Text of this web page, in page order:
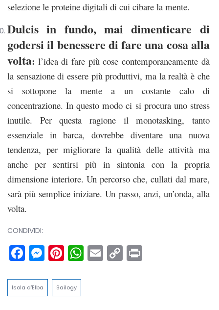
selezione le proteine digitali di cui cibare la mente.
Dulcis in fundo, mai dimenticare di
godersi il benessere di fare una cosa alla
volta: l’idea di fare più cose contemporaneamente dà
la sensazione di essere più produttivi, ma la realtà è che
si sottopone la mente a un costante calo di
concentrazione. In questo modo ci si procura uno stress
inutile. Per questa ragione il monotasking, tanto
essenziale in barca, dovrebbe diventare una nuova
tendenza, per migliorare la qualità delle attività ma
anche per sentirsi più in sintonia con la propria
dimensione interiore. Un percorso che, cullati dal mare,
sarà più semplice iniziare. Un passo, anzi, un’onda, alla
volta.
CONDIVIDI:
Facebook
Messenger
Pinterest
WhatsApp
Email
Copy
Link
Isola d'Elba Sailogy